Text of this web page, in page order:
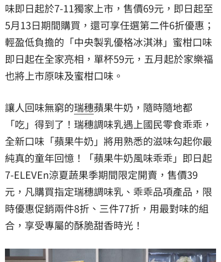
味即日起於7-11獨家上市，售價69元，即日起至
5月13日期間購買，還可享任選第二件6折優惠；
輕盈低負擔的「中央製乳優格冰淇淋」蜜柑口味
即日起在全家亮相，單杯59元，五月起於家樂福
也將上市原味及蜜柑口味。
讓人回味無窮的瑞穗蘋果牛奶，隨時隨地都
「吃」得到了！瑞穗調味乳遇上國民零食乖乖，
全新口味「蘋果牛奶」將用熟悉的滋味勾起你最
純真的童年回憶！「蘋果牛奶風味乖乖」即日起
7-ELEVEn涼夏蔬果季期間限定開賣，售價39
元，凡購買指定瑞穗調味乳、乖乖品項產品，限
時優惠促銷兩件8折、三件77折，用最對味的組
合，享受專屬的酥脆甜香時光！